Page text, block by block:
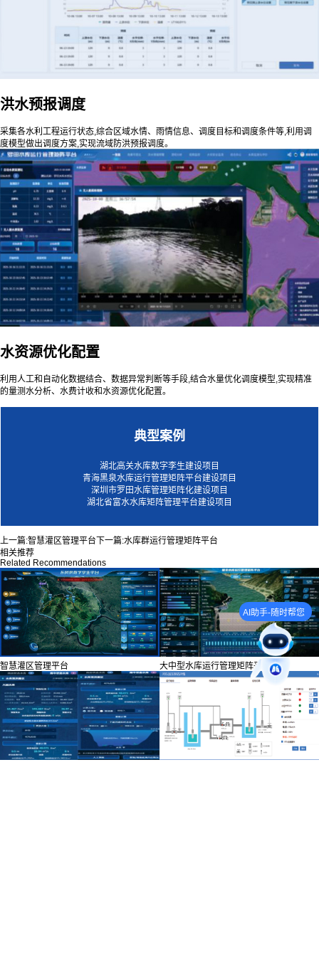
洪水预报调度
采集各水利工程运行状态,综合区域水情、雨情信息、调度目标和调度条件等,利用调
度模型做出调度方案,实现流域防洪预报调度。
水资源优化配置
利用人工和自动化数据结合、数据异常判断等手段,结合水量优化调度模型,实现精准
的量测水分析、水费计收和水资源优化配置。
典型案例
湖北高关水库数字李生建设项目
青海黑泉水库运行管理矩阵平台建设项目
深圳市罗田水库管理矩阵化建设项目
湖北省富水水库矩阵管理平台建设项 目
上一篇:智慧灌区管理平台 下一篇:水库群运行管理矩阵平台
相关推荐
Related Recommendations
智慧灌区管理平台 大中型水库运行管理矩阵平台
AI助手-随时帮您